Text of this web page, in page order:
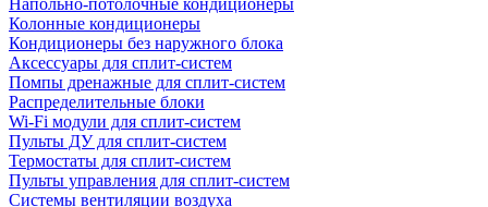
Напольно-потолочные кондиционеры
Колонные кондиционеры
Кондиционеры без наружного блока
Аксессуары для сплит-систем
Помпы дренажные для сплит-систем
Распределительные блоки
Wi-Fi модули для сплит-систем
Пульты ДУ для сплит-систем
Термостаты для сплит-систем
Пульты управления для сплит-систем
Системы вентиляции воздуха